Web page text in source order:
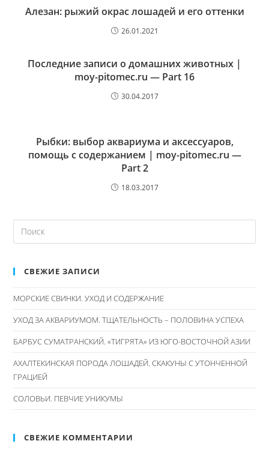
Алезан: рыжий окрас лошадей и его оттенки
26.01.2021
Последние записи о домашних животных |
moy-pitomec.ru — Part 16
30.04.2017
Рыбки: выбор аквариума и аксессуаров,
помощь с содержанием | moy-pitomec.ru —
Part 2
18.03.2017
SEARCH
THIS
СВЕЖИЕ ЗАПИСИ
МОРСКИЕ СВИНКИ. УХОД И СОДЕРЖАНИЕ
УХОД ЗА АКВАРИУМОМ. ТЩАТЕЛЬНОСТЬ – ПОЛОВИНА УСПЕХА
БАРБУС СУМАТРАНСКИЙ. «ТИГРЯТА» ИЗ ЮГО-ВОСТОЧНОЙ АЗИИ
АХАЛТЕКИНСКАЯ ПОРОДА ЛОШАДЕЙ. СКАКУНЫ С УТОНЧЕННОЙ
ГРАЦИЕЙ
СОЛОВЬИ. ПЕВЧИЕ УНИКУМЫ
СВЕЖИЕ КОММЕНТАРИИ